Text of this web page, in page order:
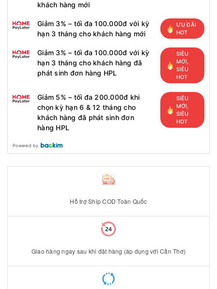
khách hàng mới
Giảm 3% – tối đa 100.000đ với kỳ
hạn 3 tháng cho khách hàng mới
ƯU ĐÃI
HOT
Giảm 3% – tối đa 100.000đ với kỳ
hạn 3 tháng cho khách hàng đã
phát sinh đơn hàng HPL
SIÊU
MỚI,
SIÊU
HOT
Giảm 5% – tối đa 200.000đ khi
chọn kỳ hạn 6 & 12 tháng cho
khách hàng đã phát sinh đơn
hàng HPL
SIÊU
MỚI,
SIÊU
HOT
Powered by
Hỗ trợ Ship COD Toàn Quốc
Giao hàng ngay sau khi đặt hàng (áp dụng với Cần Thơ)